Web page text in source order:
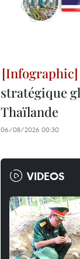
stratégique
Thaïlande
06/08/2026 00:30
VIDEOS